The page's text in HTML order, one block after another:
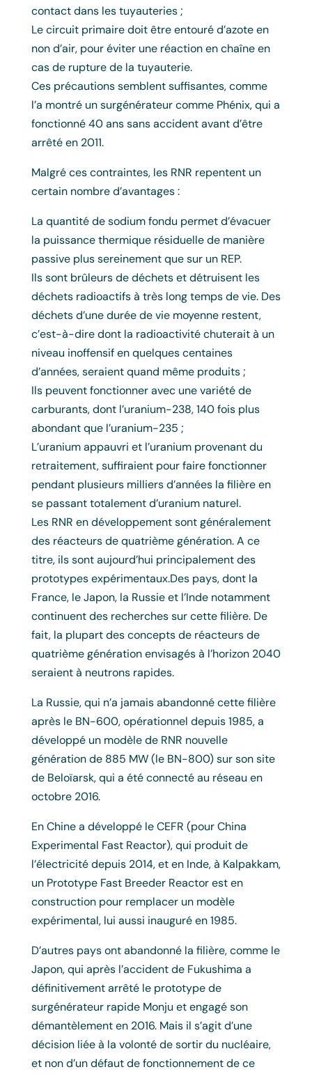
contact dans les tuyauteries ;
Le circuit primaire doit être entouré d’azote en
non d’air, pour éviter une réaction en chaîne en
cas de rupture de la tuyauterie.
Ces précautions semblent suffisantes, comme
l’a montré un surgénérateur comme Phénix, qui a
fonctionné 40 ans sans accident avant d’être
arrêté en 2011.
Malgré ces contraintes, les RNR repentent un
certain nombre d’avantages :
La quantité de sodium fondu permet d’évacuer
la puissance thermique résiduelle de manière
passive plus sereinement que sur un REP.
Ils sont brûleurs de déchets et détruisent les
déchets radioactifs à très long temps de vie. Des
déchets d’une durée de vie moyenne restent,
c’est-à-dire dont la radioactivité chuterait à un
niveau inoffensif en quelques centaines
d’années, seraient quand même produits ;
Ils peuvent fonctionner avec une variété de
carburants, dont l’uranium-238, 140 fois plus
abondant que l’uranium-235 ;
L’uranium appauvri et l’uranium provenant du
retraitement, suffiraient pour faire fonctionner
pendant plusieurs milliers d’années la filière en
se passant totalement d’uranium naturel.
Les RNR en développement sont généralement
des réacteurs de quatrième génération. A ce
titre, ils sont aujourd’hui principalement des
prototypes expérimentaux.Des pays, dont la
France, le Japon, la Russie et l’Inde notamment
continuent des recherches sur cette filière. De
fait, la plupart des concepts de réacteurs de
quatrième génération envisagés à l’horizon 2040
seraient à neutrons rapides.
La Russie, qui n’a jamais abandonné cette filière
après le BN-600, opérationnel depuis 1985, a
développé un modèle de RNR nouvelle
génération de 885 MW (le BN-800) sur son site
de Beloïarsk, qui a été connecté au réseau en
octobre 2016.
En Chine a développé le CEFR (pour China
Experimental Fast Reactor), qui produit de
l’électricité depuis 2014, et en Inde, à Kalpakkam,
un Prototype Fast Breeder Reactor est en
construction pour remplacer un modèle
expérimental, lui aussi inauguré en 1985.
D’autres pays ont abandonné la filière, comme le
Japon, qui après l’accident de Fukushima a
définitivement arrêté le prototype de
surgénérateur rapide Monju et engagé son
démantèlement en 2016. Mais il s’agit d’une
décision liée à la volonté de sortir du nucléaire,
et non d’un défaut de fonctionnement de ce